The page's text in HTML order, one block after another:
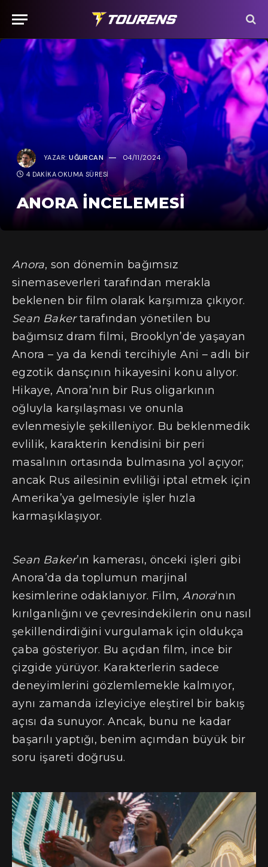
YAZAR: UĞURCAN 04/11/2024
4 DAKIKA OKUMA SÜRESI
ANORA İNCELEMESİ
Anora, son dönemin bağımsız
sinemaseverleri tarafından merakla
beklenen bir film olarak karşımıza çıkıyor.
Sean Bakertarafından yönetilen bu
bağımsız dram filmi, Brooklyn’de yaşayan
Anora – ya da kendi tercihiyle Ani – adlı bir
egzotik dansçının hikayesini konu alıyor.
Hikaye, Anora’nın bir Rus oligarkının
oğluyla karşılaşması ve onunla
evlenmesiyle şekilleniyor. Bu beklenmedik
evlilik, karakterin kendisini bir peri
masalının ortasında bulmasına yol açıyor;
ancak Rus ailesinin evliliği iptal etmek için
Amerika’ya gelmesiyle işler hızla
karmaşıklaşıyor.
Sean Baker’ın kamerası, önceki işleri gibi
Anora’da da toplumun marjinal
kesimlerine odaklanıyor. Film,Anora‘nın
kırılganlığını ve çevresindekilerin onu nasıl
şekillendirdiğini vurgulamak için oldukça
çaba gösteriyor. Bu açıdan film, ince bir
çizgide yürüyor. Karakterlerin sadece
deneyimlerini gözlemlemekle kalmıyor,
aynı zamanda izleyiciye eleştirel bir bakış
açısı da sunuyor. Ancak, bunu ne kadar
başarılı yaptığı, benim açımdan büyük bir
soru işareti doğrusu.